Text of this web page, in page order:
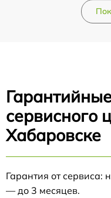
сервисного
Хабаровске
Гарантия от сервиса:
— до 3 месяцев.